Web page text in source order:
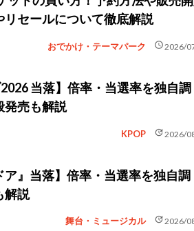
セールについて徹底解説
おでかけ・テーマパーク schedule2026/
当落】倍率・当選率を独自調
発売も解説
KPOP update2026/
ア』当落】倍率・当選率を独自調
解説
舞台・ミュージカル update2026/